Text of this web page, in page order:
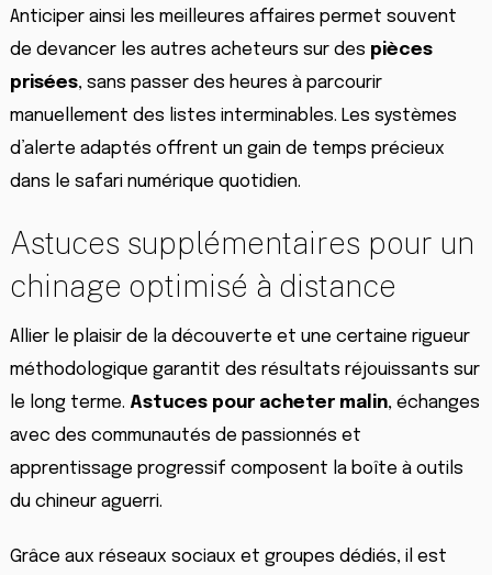
Anticiper ainsi les meilleures affaires permet souvent
de devancer les autres acheteurs sur des pièces
prisées, sans passer des heures à parcourir
manuellement des listes interminables. Les systèmes
d’alerte adaptés offrent un gain de temps précieux
dans le safari numérique quotidien.
Astuces supplémentaires pour un
chinage optimisé à distance
Allier le plaisir de la découverte et une certaine rigueur
méthodologique garantit des résultats réjouissants sur
le long terme. Astuces pour acheter malin, échanges
avec des communautés de passionnés et
apprentissage progressif composent la boîte à outils
du chineur aguerri.
Grâce aux réseaux sociaux et groupes dédiés, il est